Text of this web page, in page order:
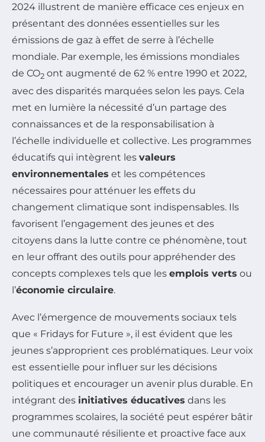
2024 illustrent de manière efficace ces enjeux en
présentant des données essentielles sur les
émissions de gaz à effet de serre à l’échelle
mondiale. Par exemple, les émissions mondiales
de CO2 ont augmenté de 62 % entre 1990 et 2022,
avec des disparités marquées selon les pays. Cela
met en lumière la nécessité d’un partage des
connaissances et de la responsabilisation à
l’échelle individuelle et collective. Les programmes
éducatifs qui intègrent les valeurs
environnementales et les compétences
nécessaires pour atténuer les effets du
changement climatique sont indispensables. Ils
favorisent l’engagement des jeunes et des
citoyens dans la lutte contre ce phénomène, tout
en leur offrant des outils pour appréhender des
concepts complexes tels que les emplois verts ou
l’économie circulaire.
Avec l’émergence de mouvements sociaux tels
que « Fridays for Future », il est évident que les
jeunes s’approprient ces problématiques. Leur voix
est essentielle pour influer sur les décisions
politiques et encourager un avenir plus durable. En
intégrant des initiatives éducatives dans les
programmes scolaires, la société peut espérer bâtir
une communauté résiliente et proactive face aux